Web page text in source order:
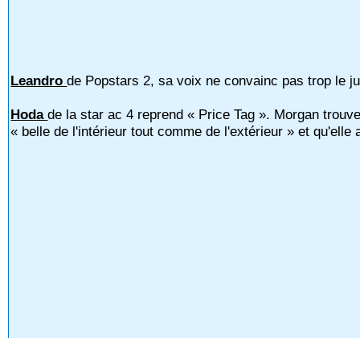
Leandrode Popstars 2, sa voix ne convainc pas trop le
Hodade la star ac 4 reprend « Price Tag ». Morgan
« belle de l'intérieur tout comme de l'extérieur » et qu'elle